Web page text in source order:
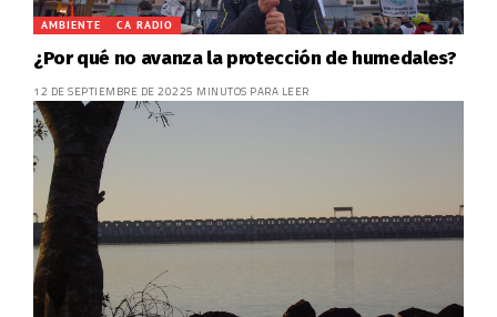
AMBIENTE CA RADIO
¿Por qué no avanza la protección de humedales?
12 DE SEPTIEMBRE DE 20225 MINUTOS PARA LEER